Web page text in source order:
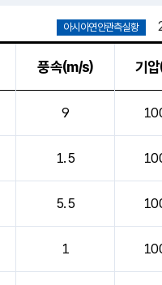
아시아연안관측실황
풍속(m/s) 기
9
1.5
5.5
1